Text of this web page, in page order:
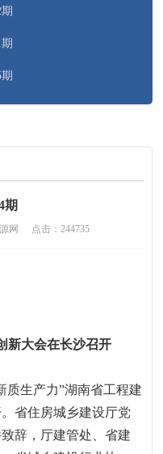
期
网 点击：244735
新大会在长沙召开
质生产力”湖南省工程建
省住房城乡建设厅党
辞 ， 厅建管处、省建